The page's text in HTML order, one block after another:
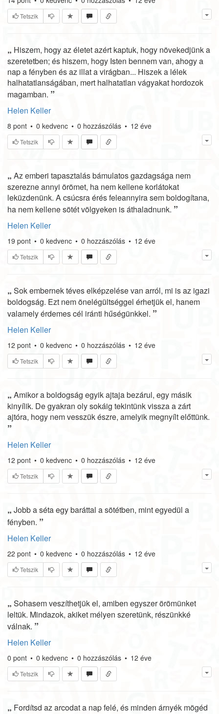
Tetszik
„ Hiszem, hogy az életet azért kaptuk, hogy növekedjünk a
szeretetben; és hiszem, hogy Isten bennem van, ahogy a
nap a fényben és az illat a virágban... Hiszek a lélek
halhatatlanságában, mert halhatatlan vágyakat hordozok
magamban. ”
Helen Keller
8 pont • 0 kedvenc • 0 hozzászólás • 12 éve
Tetszik
„ Az emberi tapasztalás bámulatos gazdagsága nem
szerezne annyi örömet, ha nem kellene korlátokat
leküzdenünk. A csúcsra érés feleannyira sem boldogítana,
ha nem kellene sötét völgyeken is áthaladnunk. ”
Helen Keller
19 pont • 0 kedvenc • 0 hozzászólás • 12 éve
Tetszik
„ Sok embernek téves elképzelése van arról, mi is az igazi
boldogság. Ezt nem önelégültséggel érhetjük el, hanem
valamely érdemes cél iránti hűségünkkel. ”
Helen Keller
12 pont • 0 kedvenc • 0 hozzászólás • 12 éve
Tetszik
„ Amikor a boldogság egyik ajtaja bezárul, egy másik
kinyílik. De gyakran oly sokáig tekintünk vissza a zárt
ajtóra, hogy nem vesszük észre, amelyik megnyílt előttünk.
”
Helen Keller
12 pont • 0 kedvenc • 0 hozzászólás • 12 éve
Tetszik
„ Jobb a séta egy baráttal a sötétben, mint egyedül a
fényben. ”
Helen Keller
22 pont • 0 kedvenc • 0 hozzászólás • 12 éve
Tetszik
„ Sohasem veszíthetjük el, amiben egyszer örömünket
leltük. Mindazok, akiket mélyen szeretünk, részünkké
válnak. ”
Helen Keller
0 pont • 0 kedvenc • 0 hozzászólás • 12 éve
Tetszik
„ Fordítsd az arcodat a nap felé, és minden árnyék mögéd